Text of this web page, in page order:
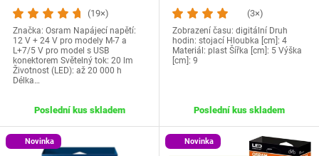
(19×)
Značka: Osram Napájecí napětí:
12 V + 24 V pro modely M-7 a
L+7/5 V pro model s USB
konektorem Světelný tok: 20 lm
Životnost (LED): až 20 000 h
Délka…
Poslední kus skladem
(3×)
Zobrazení času: digitální Druh
hodin: stojací Hloubka [cm]: 4
Materiál: plast Šířka [cm]: 5 Výška
[cm]: 9
Poslední kus skladem
Novinka Novinka